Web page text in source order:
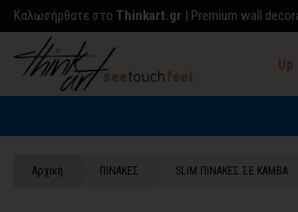
Kαλωσήρθατε στο Thinkart.gr | Premium wall
Up
Αρχική ΠΙΝΑΚΕΣ SLIM ΠΙΝΑΚΕΣ ΣΕ ΚΑΜΒΑ